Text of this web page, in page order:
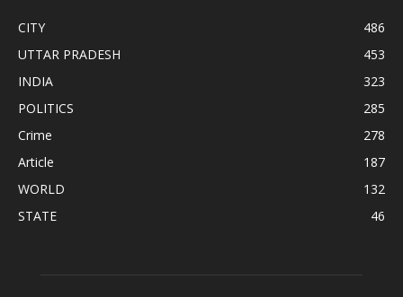
CITY
486
UTTAR PRADESH
453
INDIA
323
POLITICS
285
Crime
278
Article
187
WORLD
132
STATE
46